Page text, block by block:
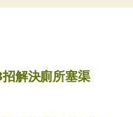
解決廁所塞渠